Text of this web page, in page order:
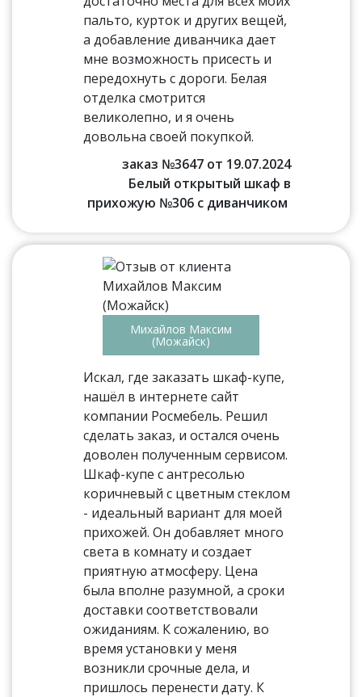
пальто, курток и других вещей,
а добавление диванчика дает
мне возможность присесть и
передохнуть с дороги. Белая
отделка смотрится
великолепно, и я очень
довольна своей покупкой.
заказ №3647 от 19.07.2024
Белый открытый шкаф в
прихожую №306 с диванчиком
Михайлов Максим
(Можайск)
Искал, где заказать шкаф-купе,
нашёл в интернете сайт
компании Росмебель. Решил
сделать заказ, и остался очень
доволен полученным сервисом.
Шкаф-купе с антресолью
коричневый с цветным стеклом
- идеальный вариант для моей
прихожей. Он добавляет много
света в комнату и создает
приятную атмосферу. Цена
была вполне разумной, а сроки
доставки соответствовали
ожиданиям. К сожалению, во
время установки у меня
возникли срочные дела, и
пришлось перенести дату. К